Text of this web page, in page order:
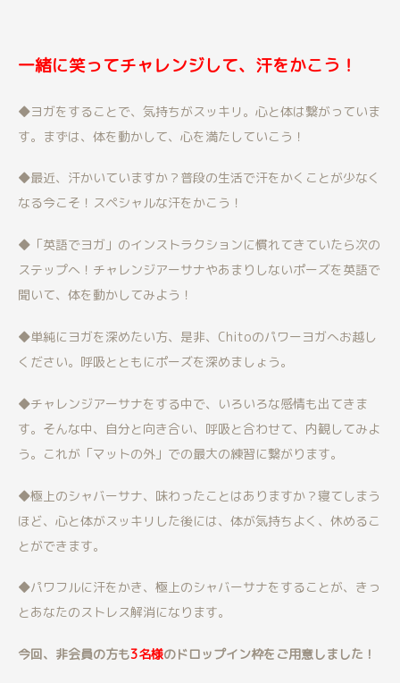
一緒に笑ってチャレンジして、汗をかこう！
◆ヨガをすることで、気持ちがスッキリ。心と体は繋がっていま
す。まずは、体を動かして、心を満たしていこう！
◆最近、汗かいていますか？普段の生活で汗をかくことが少なく
なる今こそ！スペシャルな汗をかこう！
◆「英語でヨガ」のインストラクションに慣れてきていたら次の
ステップへ！チャレンジアーサナやあまりしないポーズを英語で
聞いて、体を動かしてみよう！
◆単純にヨガを深めたい方、是非、Chitoのパワーヨガへお越し
ください。呼吸とともにポーズを深めましょう。
◆チャレンジアーサナをする中で、いろいろな感情も出てきま
す。そんな中、自分と向き合い、呼吸と合わせて、内観してみよ
う。これが「マットの外」での最大の練習に繋がります。
◆極上のシャバーサナ、味わったことはありますか？寝てしまう
ほど、心と体がスッキリした後には、体が気持ちよく、休めるこ
とができます。
◆パワフルに汗をかき、極上のシャバーサナをすることが、きっ
とあなたのストレス解消になります。
今回、非会員の方も3名様のドロップイン枠をご用意しました！